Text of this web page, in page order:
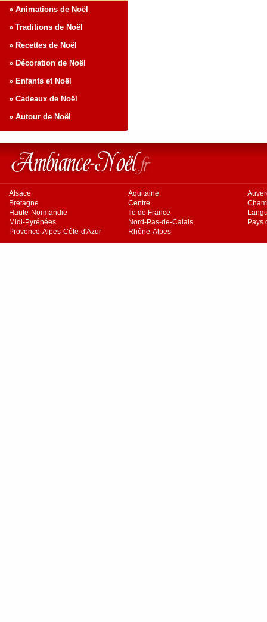
» Animations de Noël
» Traditions de Noël
» Recettes de Noël
» Décoration de Noël
» Enfants et Noël
» Cadeaux de Noël
» Autour de Noël
Alsace Aquitaine
Bretagne
Centre
Haute-Normandie
Ile de France
Midi-Pyrénées
Nord-Pas-de-Calais
Pays
Provence-Alpes-Côte-d'Azur
Rhône-Alpes